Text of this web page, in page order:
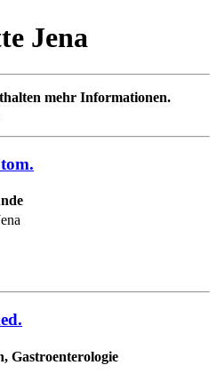
Jena
mehr Informationen.
Gastroenterologie